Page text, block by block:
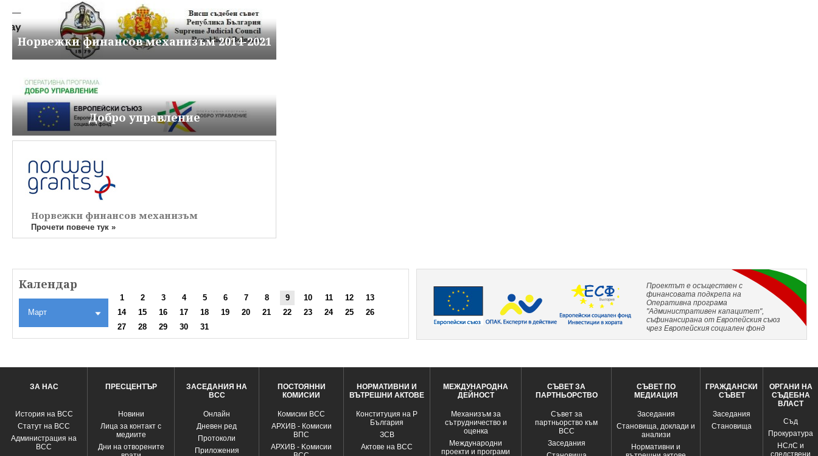
Норвежки финансов механизъм 2014-2021
Добро управление
Норвежки финансов механизъм
Прочети повече тук »
Календар
Март
1 2 3 4 5 6 7 8 9 10 11 12
13
14
15 16 17 18 19 20 21 22 23 24 25
26
27
28 29 30 31
Проектът е осъществен с
финансовата подкрепа на
Оперативна програма
"Административен капацитет",
съфинансирана от Европейския съюз
чрез Европейския социален фонд
ЗА НАС
История на ВСС
Статут на ВСС
Администрация на
ВСС
ПРЕСЦЕНТЪР
Новини
Лица за контакт с
медиите
Дни на отворените
ЗАСЕДАНИЯ НА
ВСС
Oнлайн
Дневен ред
Протоколи
Приложения
ПОСТОЯННИ
КОМИСИИ
Комисии ВСС
АРХИВ - Комисии
ВПС
АРХИВ - Kомисии
НОРМАТИВНИ И
ВЪТРЕШНИ АКТОВЕ
Конституция на Р
България
ЗСВ
Актове на ВСС
МЕЖДУНАРОДНА
ДЕЙНОСТ
Механизъм за
сътрудничество и
оценка
Международни
проекти и програми
СЪВЕТ ЗА
ПАРТНЬОРСТВО
Съвет за
партньорство към
ВСС
Заседания
СЪВЕТ ПО
МЕДИАЦИЯ
Заседания
Становища, доклади и
анализи
Нормативни и
ГРАЖДАНСКИ
СЪВЕТ
Заседания
Становища
ОРГАНИ НА
СЪДЕБНА
ВЛАСТ
Съд
Прокуратура
НСлС и
следствени